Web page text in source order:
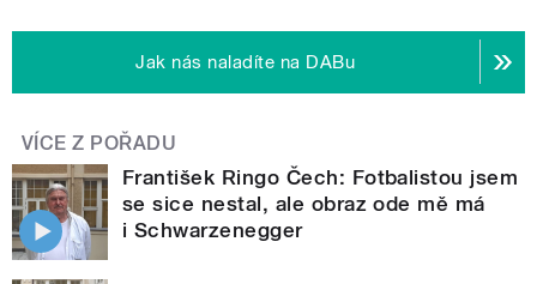
Jak nás naladíte na DABu
VÍCE Z POŘADU
František Ringo Čech: Fotbalistou jsem
se sice nestal, ale obraz ode mě má
i Schwarzenegger